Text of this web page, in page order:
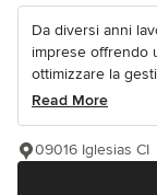
Da diversi anni
imprese offrendo
ottimizzare la
Read More
09016 Iglesias CI